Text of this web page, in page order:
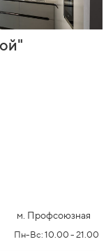
м. Профсоюзная
Пн-Вс: 10.00 - 21.00